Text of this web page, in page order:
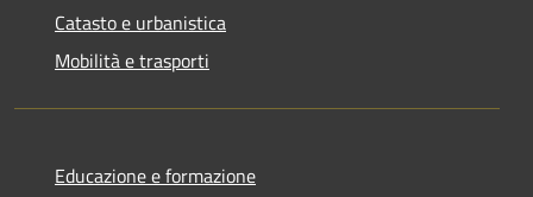
Catasto e urbanistica
Mobilità e trasporti
Educazione e formazione